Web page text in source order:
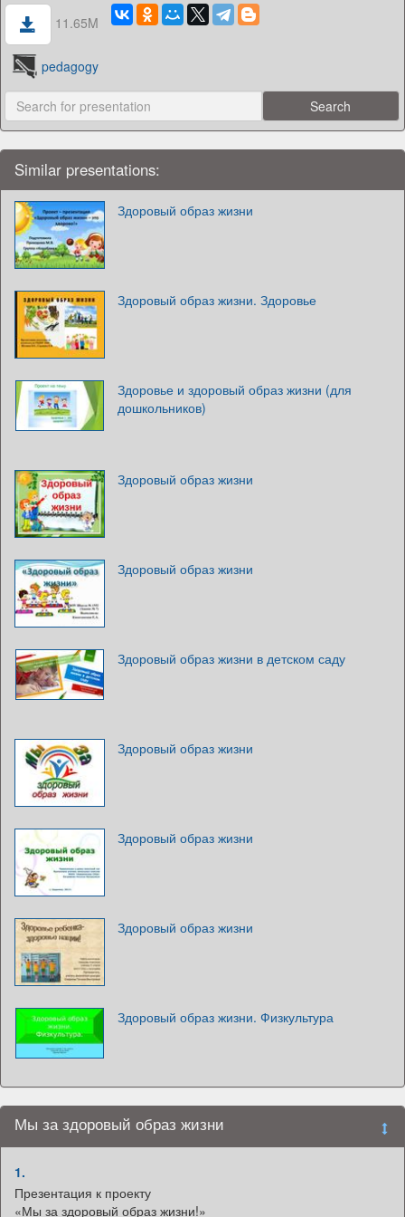
11.65M
pedagogy
Similar presentations:
Здоровый образ жизни
Здоровый образ жизни. Здоровье
Здоровье и здоровый образ жизни (для
дошкольников)
Здоровый образ жизни
Здоровый образ жизни
Здоровый образ жизни в детском саду
Здоровый образ жизни
Здоровый образ жизни
Здоровый образ жизни
Здоровый образ жизни. Физкультура
Мы за здоровый образ жизни
1.
Презентация к проекту
«Мы за здоровый образ жизни!»